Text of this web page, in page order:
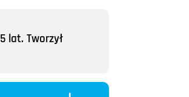
lat. Tworzył